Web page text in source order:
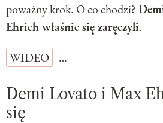
poważny krok. O co chodzi?
Ehrich właśnie się zaręczyli.
WIDEO
…
Demi Lovato i Max
się